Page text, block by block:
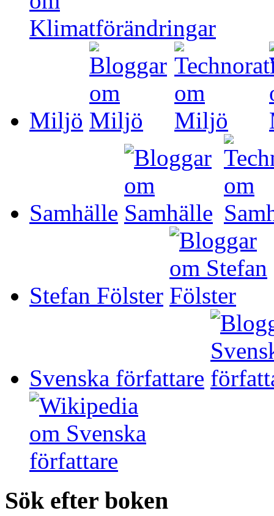
Miljö
Samhälle
Stefan Fölster
Svenska författare
Sök efter boken